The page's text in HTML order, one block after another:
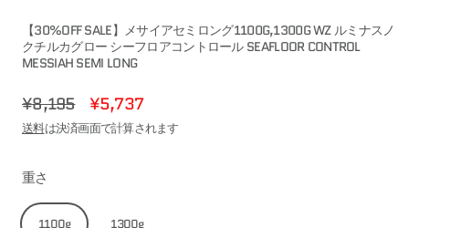
【30%OFF SALE】メサイアセミロング1100G,1300G WZ ルミナスノ
クチルカグロー シーフロアコントロール SEAFLOOR CONTROL
MESSIAH SEMI LONG
Regular
price
¥8,195
Sale
price
¥5,737
送料は決済画面で計算されます
重さ
1100g 1300g